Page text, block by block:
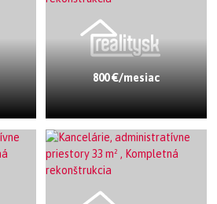
800 €/mesiac